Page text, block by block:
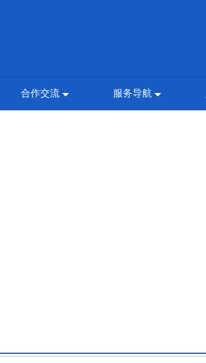
合作交流 服务导航